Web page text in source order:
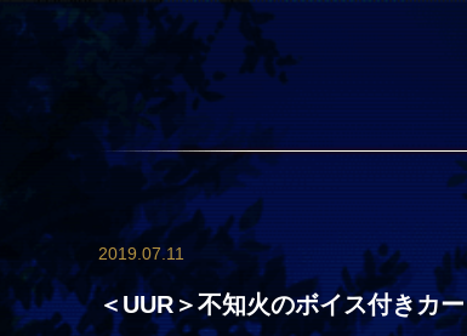
2019.07.11
＜UUR＞不知火のボイス付きカ